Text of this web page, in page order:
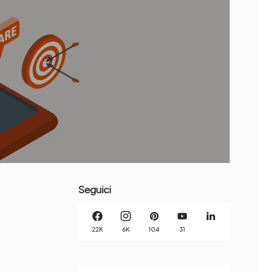
Seguici
22K 6K 104 31